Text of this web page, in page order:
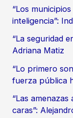
“Los
inteligencia”:
“La seguridad
Adriana Matiz
“Lo primero
fuerza pública
“Las
caras”: